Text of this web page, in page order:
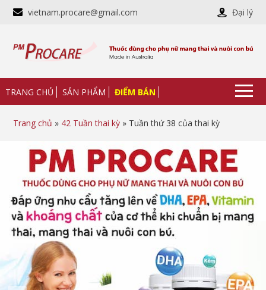
vietnam.procare@gmail.com Đại lý
TRANG CHỦ SẢN PHẨM ĐIỂM BÁN
Trang chủ » 42 Tuần thai kỳ » Tuần thứ 38 của thai kỳ